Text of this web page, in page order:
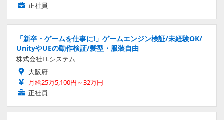
正社員
「新卒・ゲームを仕事に!」ゲームエンジン検証/未経験OK/
UnityやUEの動作検証/髪型・服装自由
株式会社ELシステム
大阪府
月給25万5,100円～32万円
正社員